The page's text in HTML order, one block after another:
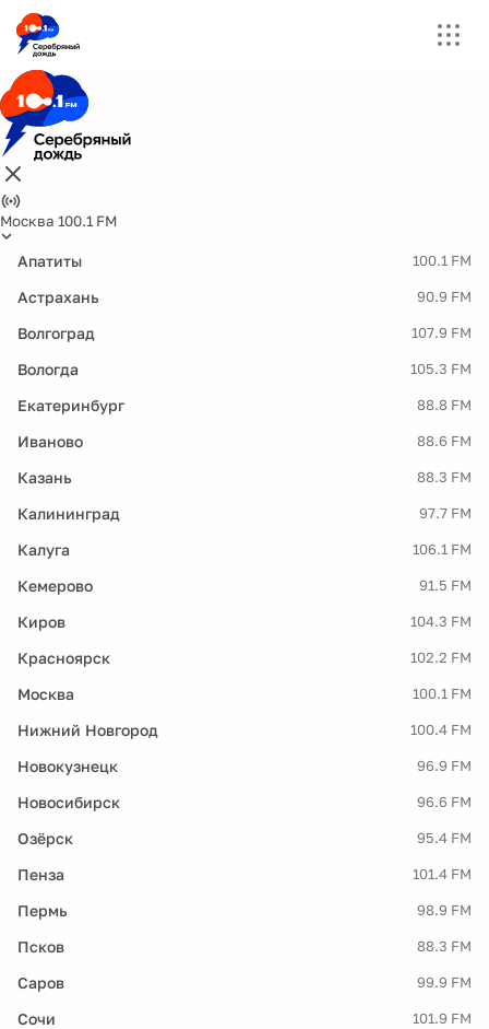
Москва 100.1 FM
Апатиты 100.1 FM
Астрахань 90.9 FM
Волгоград 107.9 FM
Вологда 105.3 FM
Екатеринбург 88.8 FM
Иваново 88.6 FM
Казань 88.3 FM
Калининград 97.7 FM
Калуга 106.1 FM
Кемерово 91.5 FM
Киров 104.3 FM
Красноярск 102.2 FM
Москва 100.1 FM
Нижний Новгород 100.4 FM
Новокузнецк 96.9 FM
Новосибирск 96.6 FM
Озёрск 95.4 FM
Пенза 101.4 FM
Пермь 98.9 FM
Псков 88.3 FM
Саров 99.9 FM
Сочи 101.9 FM